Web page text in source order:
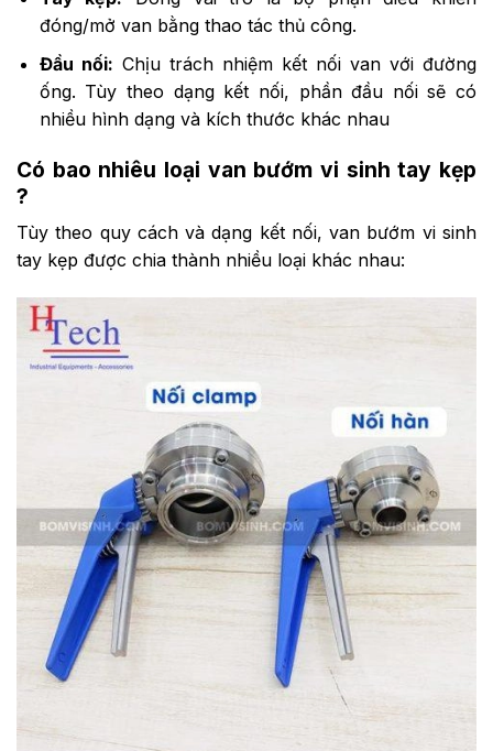
đóng/mở van bằng thao tác thủ công.
Đầu nối: Chịu trách nhiệm kết nối van với đường
ống. Tùy theo dạng kết nối, phần đầu nối sẽ có
nhiều hình dạng và kích thước khác nhau
Có bao nhiêu loại van bướm vi sinh tay kẹp
?
Tùy theo quy cách và dạng kết nối, van bướm vi sinh
tay kẹp được chia thành nhiều loại khác nhau: